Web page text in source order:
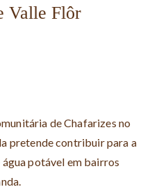
Valle Flôr
de Chafarizes no
pretende contribuir para a
potável em bairros